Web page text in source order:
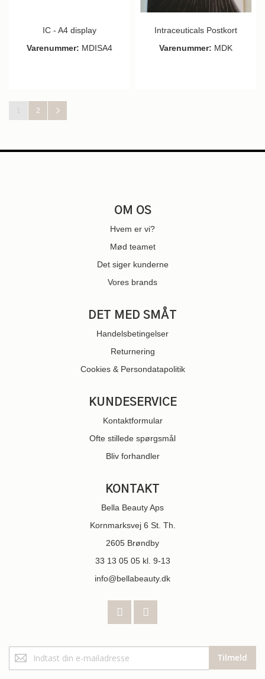
IC - A4 display
Varenummer: MDISA4
Intraceuticals Postkort
Varenummer: MDK
SideDu læser i øjeblikket side
1 Side
2
OM OS
Hvem er vi?
Mød teamet
Det siger kunderne
Vores brands
DET MED SMÅT
Handelsbetingelser
Returnering
Cookies & Persondatapolitik
KUNDESERVICE
Kontaktformular
Ofte stillede spørgsmål
Bliv forhandler
KONTAKT
Bella Beauty Aps
Kornmarksvej 6 St. Th.
2605 Brøndby
33 13 05 05kl. 9-13
info@bellabeauty.dk
Tilmeld
dig
Tilmeld